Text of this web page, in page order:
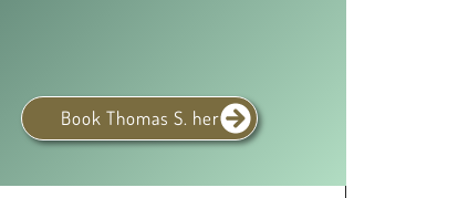
Book Thomas S. her